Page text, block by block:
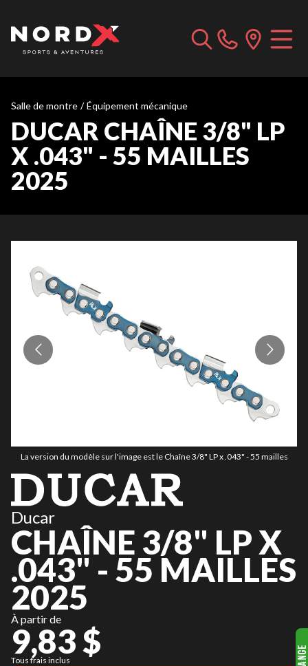
Salle de montre / Équipement mécanique
DUCAR CHAÎNE 3/8" LP
X .043" - 55 MAILLES
2025
La version du modèle sur l'image est le Chaîne 3/8" LP x .043" - 55 mailles
Ducar
CHAÎNE 3/8" LP X
.043" - 55 MAILLES
2025
À partir de
9,83 $
Tous frais inclus